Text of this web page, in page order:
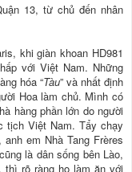
13, từ chủ đến nhân
khi giàn khoan HD981
với Việt Nam. Những
hóa “Tàu” và nhất định
Hoa làm chủ. Mình có
hàng phần lớn do người
tịch Việt Nam. Tẩy chạy
em Nhà Tang Frères
là dân sống bên Lào,
rõ ràng họ làm ăn với